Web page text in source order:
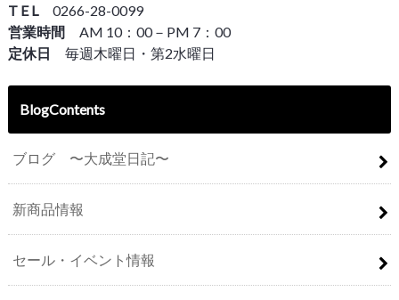
T E L 0266-28-0099
営業時間 AM 10：00－PM 7：00
定休日
毎週木曜日・第2水曜日
BlogContents
ブログ 〜大成堂日記〜
新商品情報
セール・イベント情報